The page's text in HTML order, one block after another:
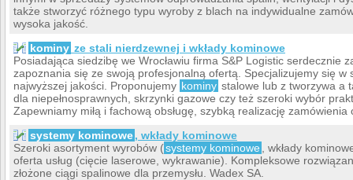
także stworzyć różnego typu wyroby z blach na indywidualne
wysoka jakość.
kominy ze stali nierdzewnej i wkłady kominowe
Posiadająca siedzibę we Wrocławiu firma S&P Logistic serdecznie
zapoznania się ze swoją profesjonalną ofertą. Specjalizujemy się w
najwyższej jakości. Proponujemy kominy stalowe lub z tworzywa a
dla niepełnosprawnych, skrzynki gazowe czy też szeroki wybór
Zapewniamy miłą i fachową obsługę, szybką realizację
systemy kominowe, wkłady kominowe
Szeroki asortyment wyrobów (systemy kominowe
, wkłady
oferta usług (cięcie laserowe, wykrawanie). Kompleksowe
złożone ciągi spalinowe dla przemysłu. Wadex SA.